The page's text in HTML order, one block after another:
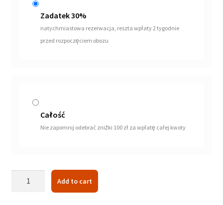
Zadatek 30%
natychmiastowa rezerwacja, reszta wpłaty 2 tygodnie
przed rozpoczęciem obozu
Całość
Nie zapomnij odebrać zniżki 100 zł za wpłatę całej kwoty
Add to cart